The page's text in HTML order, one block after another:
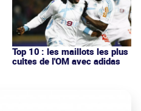
Top 10 : les maillots les plus
cultes de l'OM avec adidas